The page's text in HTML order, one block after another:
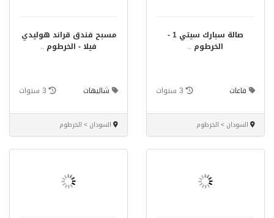
صالة سبارك سيتي 1 -
الخرطوم ..
قاعات 3 سنوات
السودان > الخرطوم
مسبح فندق قراند هوليدي
فيلا - الخرطوم ..
شاليهات 3 سنوات
السودان > الخرطوم